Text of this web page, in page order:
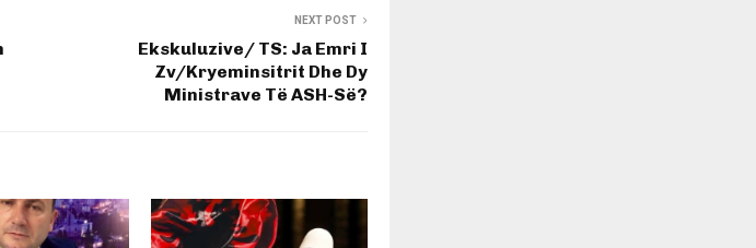
NEXT POST
Ekskuluzive/ TS: Ja Emri I
Zv/Kryeminsitrit Dhe Dy
Ministrave Të ASH-Së?